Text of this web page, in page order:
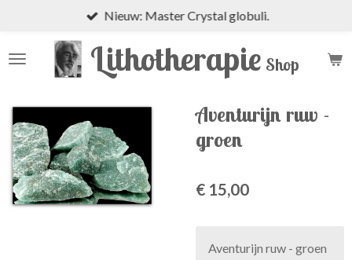
naar
Lithotherapie Shop
Nieuw: Master Crystal globuli.
Aventurijn ruw -
groen
€ 15,00
Aventurijn ruw - groen